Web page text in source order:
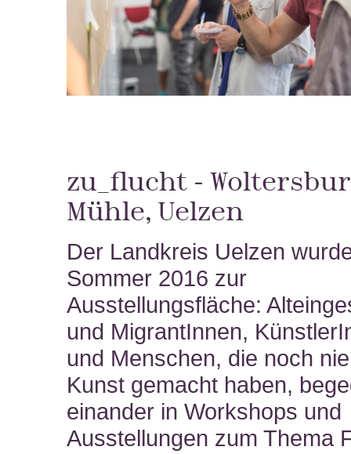
zu_flucht -
Mühle, Uelzen
Der Landkreis Uelzen
Sommer 2016 zur
Ausstellungsfläche:
und MigrantInnen,
und Menschen, die noch
Kunst gemacht haben,
einander in Workshops und
Ausstellungen zum Thema